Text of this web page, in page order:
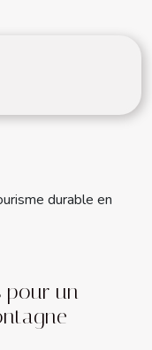
durable en
pour un